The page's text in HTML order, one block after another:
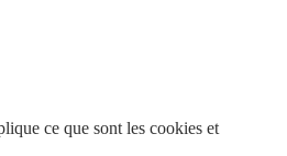
ce que sont les cookies et